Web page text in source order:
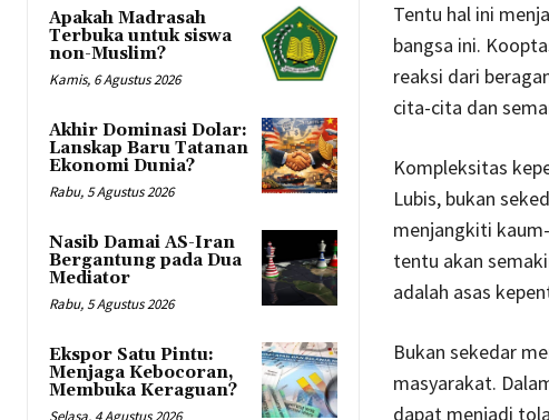
Apakah Madrasah
Terbuka untuk siswa
non-Muslim?
Kamis, 6 Agustus 2026
Akhir Dominasi Dolar:
Lanskap Baru Tatanan
Ekonomi Dunia?
Rabu, 5 Agustus 2026
Nasib Damai AS-Iran
Bergantung pada Dua
Mediator
Rabu, 5 Agustus 2026
Ekspor Satu Pintu:
Menjaga Kebocoran,
Membuka Keraguan?
Tentu hal ini
bangsa ini.
reaksi dari
cita-cita dan
Kompleksitas
Lubis, bukan
menjangkiti
tentu akan
adalah asas
Bukan sekedar
masyarakat.
dapat menjadi